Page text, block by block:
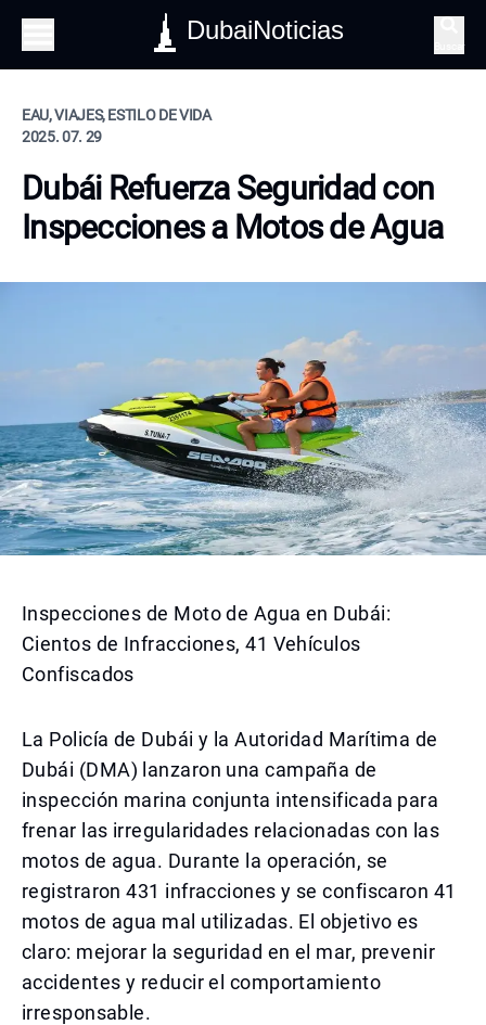
DubaiNoticias
EAU, VIAJES, ESTILO DE VIDA
2025. 07. 29
Dubái Refuerza Seguridad con
Inspecciones a Motos de Agua
Inspecciones de Moto de Agua en Dubái:
Cientos de Infracciones, 41 Vehículos
Confiscados
La Policía de Dubái y la Autoridad Marítima de
Dubái (DMA) lanzaron una campaña de
inspección marina conjunta intensificada para
frenar las irregularidades relacionadas con las
motos de agua. Durante la operación, se
registraron 431 infracciones y se confiscaron 41
motos de agua mal utilizadas. El objetivo es
claro: mejorar la seguridad en el mar, prevenir
accidentes y reducir el comportamiento
irresponsable.